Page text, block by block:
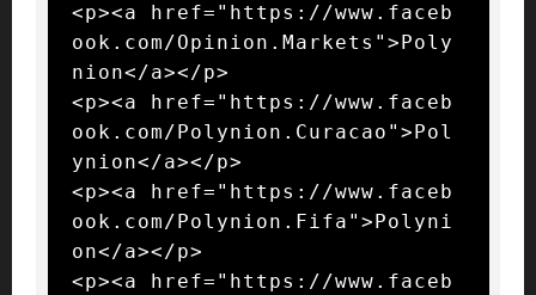
<p><a href="https://www.faceb
ook.com/Opinion.Markets">Poly
nion</a></p>
<p><a href="https://www.faceb
ook.com/Polynion.Curacao">Pol
ynion</a></p>
<p><a href="https://www.faceb
ook.com/Polynion.Fifa">Polyni
on</a></p>
<p><a href="https://www.faceb